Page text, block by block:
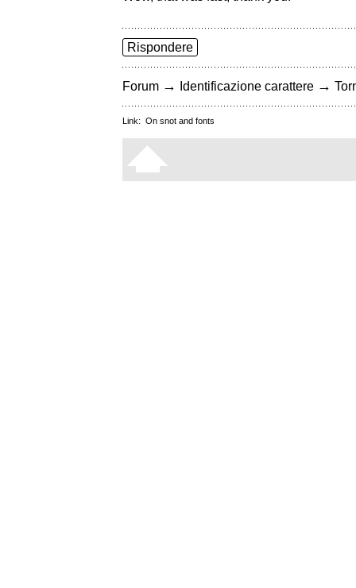
Rispondere
Forum → Identificazione carattere →
Link: On snot and fonts